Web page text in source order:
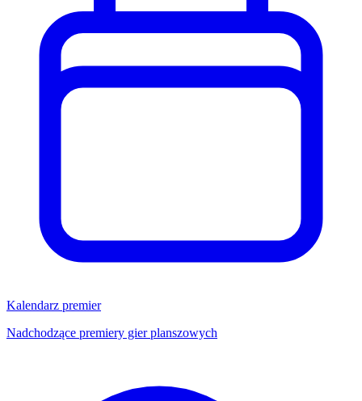
Kalendarz premier
Nadchodzące premiery gier planszowych